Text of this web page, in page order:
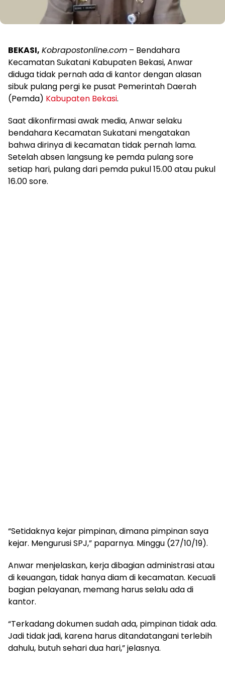
BEKASI, Kobrapostonline.com – Bendahara
Kecamatan Sukatani Kabupaten Bekasi, Anwar
diduga tidak pernah ada di kantor dengan alasan
sibuk pulang pergi ke pusat Pemerintah Daerah
(Pemda) Kabupaten Bekasi.
Saat dikonfirmasi awak media, Anwar selaku
bendahara Kecamatan Sukatani mengatakan
bahwa dirinya di kecamatan tidak pernah lama.
Setelah absen langsung ke pemda pulang sore
setiap hari, pulang dari pemda pukul 15.00 atau pukul
16.00 sore.
“Setidaknya kejar pimpinan, dimana pimpinan saya
kejar. Mengurusi SPJ,” paparnya. Minggu (27/10/19).
Anwar menjelaskan, kerja dibagian administrasi atau
di keuangan, tidak hanya diam di kecamatan. Kecuali
bagian pelayanan, memang harus selalu ada di
kantor.
“Terkadang dokumen sudah ada, pimpinan tidak ada.
Jadi tidak jadi, karena harus ditandatangani terlebih
dahulu, butuh sehari dua hari,” jelasnya.